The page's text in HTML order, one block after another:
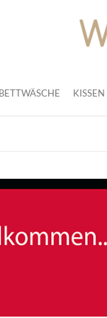
BETTWÄSCHE KISSEN